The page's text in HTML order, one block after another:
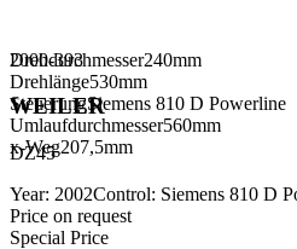
Drehdurchmesser240mm
Drehlänge530mm
SteuerungSiemens 810 D Powerline
Umlaufdurchmesser560mm
x-Weg207,5mm
2000-393
WEILER
DZ45
Year: 2002Control: Siemens 810 D
Price on request
Special Price